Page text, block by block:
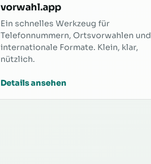
vorwahl.app
Ein schnelles Werkzeug für
Telefonnummern, Ortsvorwahlen und
internationale Formate. Klein, klar,
nützlich.
Details ansehen